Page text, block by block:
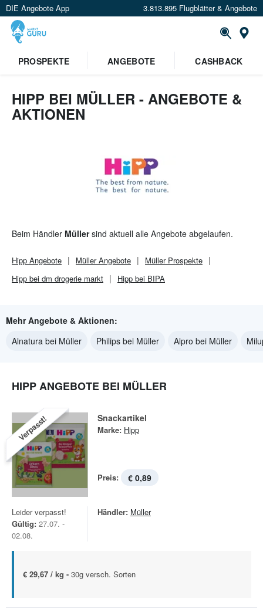
DIE Angebote App 3.813.895 Flugblätter & Angebote
PROSPEKTE ANGEBOTE CASHBACK
HIPP BEI MÜLLER - ANGEBOTE &
AKTIONEN
Beim Händler Müllersind aktuell alle Angebote abgelaufen.
Hipp Angebote MüllerAngebote MüllerProspekte
Hipp bei dm drogerie markt
Hipp bei BIPA
Mehr Angebote & Aktionen:
Alnatura bei Müller
Philips bei Müller Alpro bei Müller
HIPP ANGEBOTE BEI MÜLLER
Verpasst! Snackartikel
Marke: Hipp
Preis: € 0,89
Leider verpasst!
Gültig: 27.07. -
02.08.
Händler: Müller
€ 29,67 / kg - 30g versch. Sorten